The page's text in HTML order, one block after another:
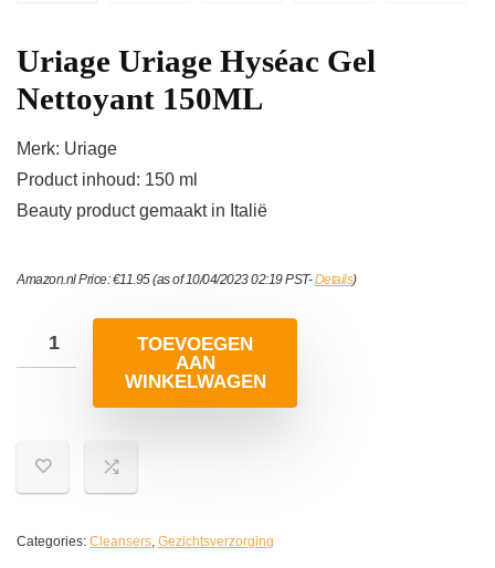
Uriage Uriage Hyséac Gel
Nettoyant 150ML
Merk: Uriage
Product inhoud: 150 ml
Beauty product gemaakt in Italië
Amazon.nl Price:€11.95(as of 10/04/2023 02:19 PST-Details)
TOEVOEGEN
AAN
WINKELWAGEN
Categories: Cleansers, Gezichtsverzorging